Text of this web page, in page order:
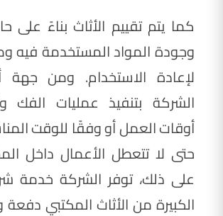
كما يتم تقييم الأثاث بناءً على
وجودة المواد المستخدمة فيه
لإعادة الاستخدام. ومن جهة
الشركة بتنفيذ عمليات الفك
أوقات العمل أو وفقًا للوقت
حتى لا تتعطل الأعمال داخل
على ذلك، توفر الشركة خدمة
الكبيرة من الأثاث المكتبي